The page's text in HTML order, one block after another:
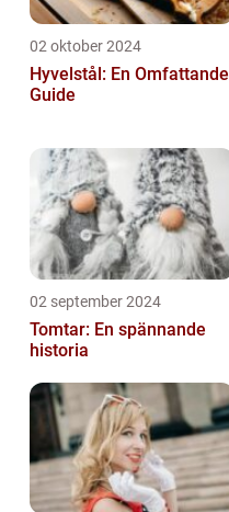
02 oktober 2024
Hyvelstål: En Omfattande
Guide
02 september 2024
Tomtar: En spännande
historia